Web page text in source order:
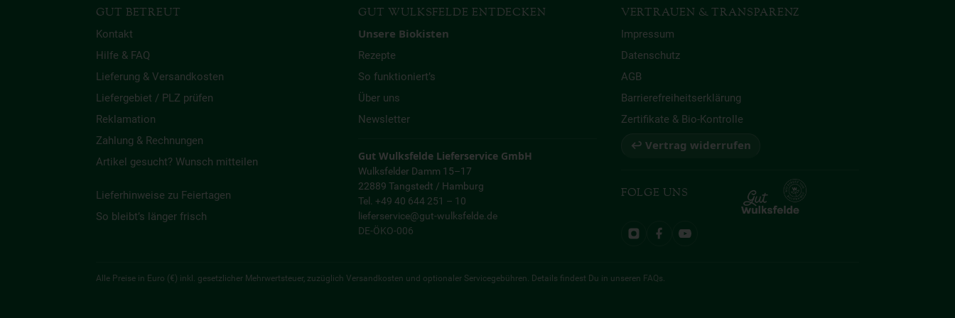
GUT BETREUT
Kontakt
Hilfe & FAQ
Lieferung & Versandkosten
Liefergebiet / PLZ prüfen
Reklamation
Zahlung & Rechnungen
Artikel gesucht? Wunsch mitteilen
Lieferhinweise zu Feiertagen
So bleibt’s länger frisch
GUT WULKSFELDE ENTDECKEN
Unsere Biokisten
Rezepte
So funktioniert’s
Über uns
Newsletter
Gut Wulksfelde Lieferservice GmbH
Wulksfelder Damm 15–17
22889 Tangstedt / Hamburg
Tel. +49 40 644 251 – 10
lieferservice@gut-wulksfelde.de
DE-ÖKO-006
VERTRAUEN & TRANSPARENZ
Impressum
Datenschutz
AGB
Barrierefreiheitserklärung
Zertifikate & Bio-Kontrolle
↩ Vertrag widerrufen
FOLGE UNS
Alle Preise in Euro (€) inkl. gesetzlicher Mehrwertsteuer, zuzüglich Versandkosten und optionaler Servicegebühren. Details findest Du in unseren FAQs